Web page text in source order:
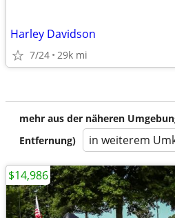
Harley Davidson
7/24 29k mi
mehr aus der näheren
Entfernung)
in weiterem
$14,986